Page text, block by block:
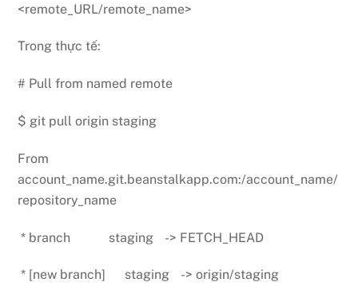
<remote_URL/remote_name>
Trong thực tế:
# Pull from named remote
$ git pull origin staging
From
account_name.git.beanstalkapp.com:/account_name/
repository_name
* branch staging -> FETCH_HEAD
* [new branch] staging -> origin/staging